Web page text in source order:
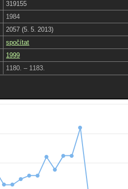
319155
1984
2057 (5. 5. 2013)
spočítat
1999
1180. – 1183.